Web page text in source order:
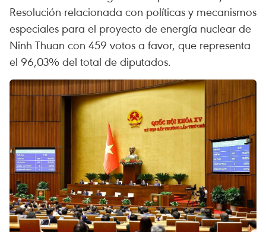
Resolución relacionada con políticas y mecanismos
especiales para el proyecto de energía nuclear de
Ninh Thuan con 459 votos a favor, que representa
el 96,03% del total de diputados.